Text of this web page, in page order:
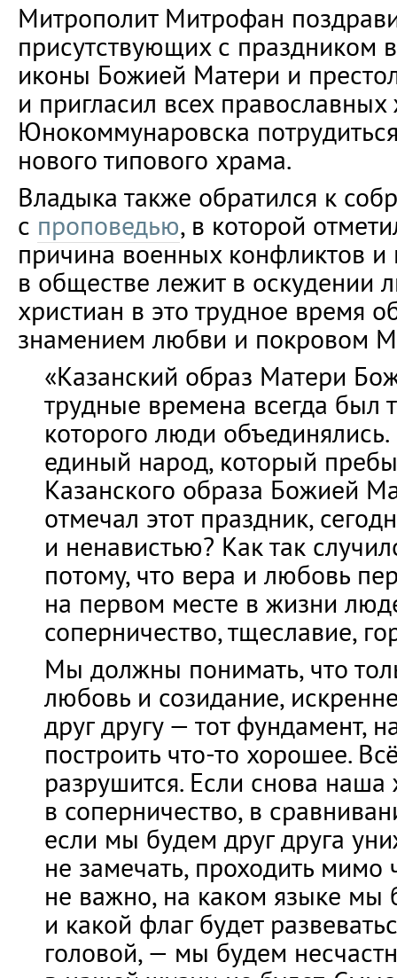
Митрополит Митрофан
присутствующих с праздником
иконы Божией Матери и
и пригласил всех православных
Юнокоммунаровска
нового типового храма.
Владыка также обратился к
с проповедью, в которой
причина военных конфликтов и
в обществе лежит в оскудении
христиан в это трудное время
знамением любви и покровом
«Казанский образ Матери
трудные времена всегда был
которого люди
единый народ, который
Казанского образа Божией
отмечал этот праздник,
и ненавистью? Как так
потому, что вера и любовь
на первом месте в жизни
соперничество, тщеславие,
Мы должны понимать, что
любовь и созидание,
друг другу — тот фундамент,
построить что-то хорошее.
разрушится. Если снова наша
в соперничество, в
если мы будем друг друга
не замечать, проходить мимо
не важно, на каком языке мы
и какой флаг будет
головой, — мы будем